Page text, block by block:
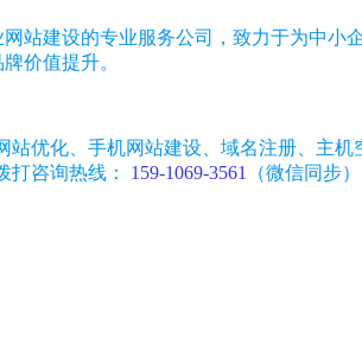
站建设的专业服务公司，致力于为中小
价值提升。
站优化、手机网站建设、域名注册、主
打咨询热线： 159-1069-3561 （微信同步）